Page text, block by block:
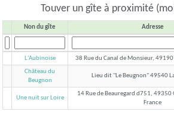
Touver un gîte à proximité
Non du gîte Adresse
L'Aubinoise 38 Rue du Canal de Monsieur,
Château du
Beugnon
Lieu dit "Le Beugnon" 49540
Une nuit sur Loire
14 Rue de Beauregard d751, 49350
France